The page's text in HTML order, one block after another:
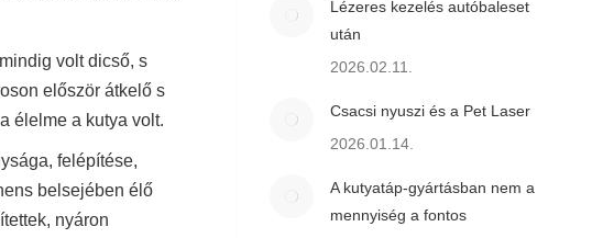
volt dicső, s
először átkelő s
élelme a kutya volt.
felépítése,
belsejében élő
nyáron
Lézeres kezelés autóbaleset
után
2026.02.11.
Csacsi nyuszi és a Pet Laser
2026.01.14.
A kutyatáp-gyártásban nem a
mennyiség a fontos